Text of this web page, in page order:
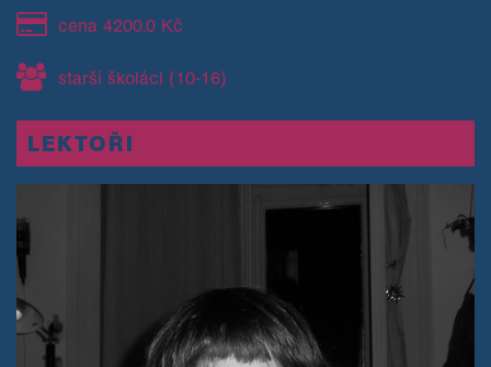
cena 4200.0 Kč
starší školáci (10-16)
LEKTOŘI